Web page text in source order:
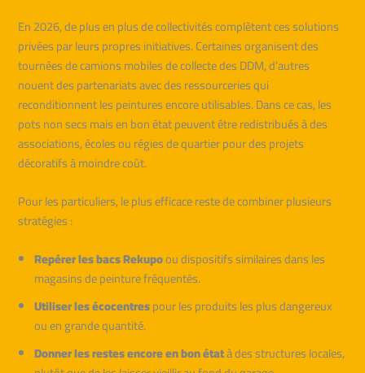
En 2026, de plus en plus de collectivités complètent ces solutions
privées par leurs propres initiatives. Certaines organisent des
tournées de camions mobiles de collecte des DDM, d’autres
nouent des partenariats avec des ressourceries qui
reconditionnent les peintures encore utilisables. Dans ce cas, les
pots non secs mais en bon état peuvent être redistribués à des
associations, écoles ou régies de quartier pour des projets
décoratifs à moindre coût.
Pour les particuliers, le plus efficace reste de combiner plusieurs
stratégies :
Repérer les bacs Rekupoou dispositifs similaires dans les
magasins de peinture fréquentés.
Utiliser les écocentrespour les produits les plus dangereux
ou en grande quantité.
Donner les restes encore en bon étatà des structures locales,